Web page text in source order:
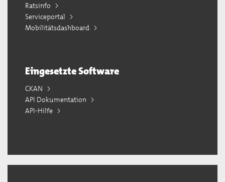
Ratsinfo
Serviceportal
Mobilitätsdashboard
Eingesetzte Software
CKAN
API Dokumentation
API-Hilfe